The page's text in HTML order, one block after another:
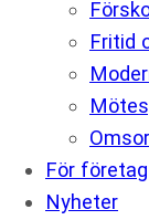
Fritid
För företag
Nyheter